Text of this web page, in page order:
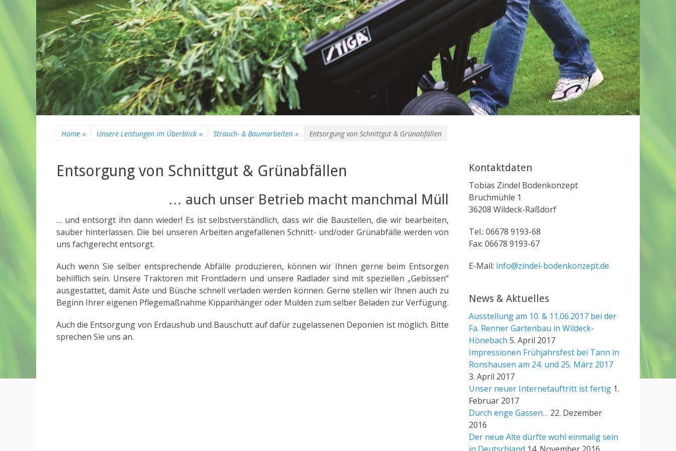
Home » Unsere Leistungen im Überblick » Strauch- & Baumarbeiten » Entsorgung von Schnittgut & Grünabfällen
Entsorgung von Schnittgut & Grünabfällen
… auch unser Betrieb macht manchmal Müll
… und entsorgt ihn dann wieder! Es ist selbstverständlich, dass wir die Baustellen, die wir bearbeiten,
sauber hinterlassen. Die bei unseren Arbeiten angefallenen Schnitt- und/oder Grünabfälle werden von
uns fachgerecht entsorgt.
Auch wenn Sie selber entsprechende Abfälle produzieren, können wir Ihnen gerne beim Entsorgen
behilflich sein. Unsere Traktoren mit Frontladern und unsere Radlader sind mit speziellen „Gebissen“
ausgestattet, damit Äste und Büsche schnell verladen werden können. Gerne stellen wir Ihnen auch zu
Beginn Ihrer eigenen Pflegemaßnahme Kippanhänger oder Mulden zum selber Beladen zur Verfügung.
Auch die Entsorgung von Erdaushub und Bauschutt auf dafür zugelassenen Deponien ist möglich. Bitte
sprechen Sie uns an.
Kontaktdaten
Tobias Zindel Bodenkonzept
Bruchmühle 1
36208 Wildeck-Raßdorf
Tel.: 06678 9193-68
Fax: 06678 9193-67
E-Mail: info@zindel-bodenkonzept.de
News & Aktuelles
Ausstellung am 10. & 11.06.2017 bei der
Fa. Renner Gartenbau in Wildeck-
Hönebach 5. April 2017
Impressionen Frühjahrsfest bei Tann in
Ronshausen am 24. und 25. März 2017
3. April 2017
Unser neuer Internetauftritt ist fertig 1.
Februar 2017
Durch enge Gassen… 22. Dezember
2016
Der neue Alte dürfte wohl einmalig sein